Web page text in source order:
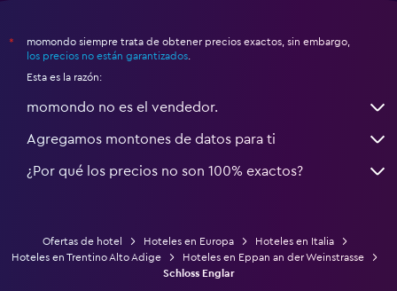
*
momondo siempre trata de obtener precios exactos, sin embargo,
los precios no están garantizados
Esta es la razón:
momondo no es el vendedor.
Agregamos montones de datos para ti
¿Por qué los precios no son 100% exactos?
Ofertas de hotel Hoteles en Europa
Hoteles en Italia
Hoteles en Trentino Alto Adige
Hoteles en Eppan an der Weinstrasse
Schloss Englar